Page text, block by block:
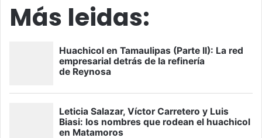
Más leidas: